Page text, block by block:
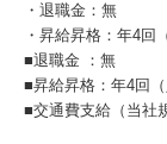
・退職金：無
・昇給昇格：年4回
■退職金 ：無
■昇給昇格：年4回（
■交通費支給（当社